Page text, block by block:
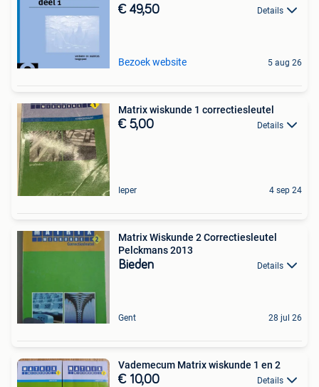
€ 49,50 Details
Bezoek website 5 aug 26
Matrix wiskunde 1 correctiesleutel
€ 5,00 Details
Ieper 4 sep 24
Matrix Wiskunde 2 Correctiesleutel
Pelckmans 2013
Bieden Details
Gent 28 jul 26
Vademecum Matrix wiskunde 1 en 2
€ 10,00 Details